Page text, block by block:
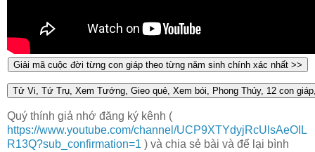
Quý thính giả nhớ đăng ký kênh (
https://www.youtube.com/channel/UCP9XTYdyjRcUlsAeOIL
R13Q?sub_confirmation=1 ) và chia sẻ bài và để lại bình